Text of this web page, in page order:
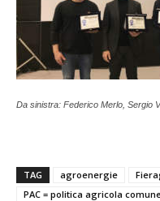
Da sinistra: Federico Merlo, Sergio
TAG agroenergie
PAC = politica agricola